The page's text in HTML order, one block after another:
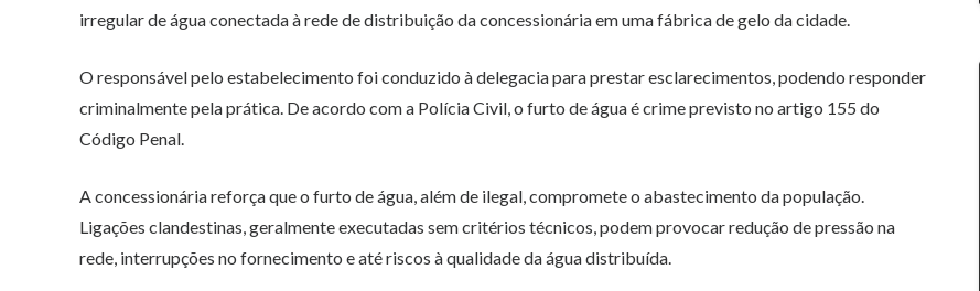
irregular de água conectada à rede de distribuição da concessionária em uma fábrica de gelo da cidade.
O responsável pelo estabelecimento foi conduzido à delegacia para prestar esclarecimentos, podendo responder
criminalmente pela prática. De acordo com a Polícia Civil, o furto de água é crime previsto no artigo 155 do
Código Penal.
A concessionária reforça que o furto de água, além de ilegal, compromete o abastecimento da população.
Ligações clandestinas, geralmente executadas sem critérios técnicos, podem provocar redução de pressão na
rede, interrupções no fornecimento e até riscos à qualidade da água distribuída.